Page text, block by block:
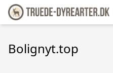
Bolignyt.top